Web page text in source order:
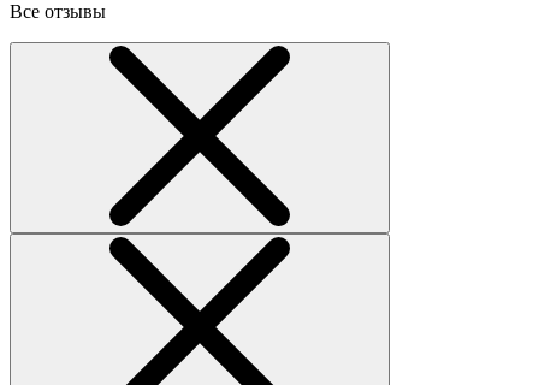
Все отзывы